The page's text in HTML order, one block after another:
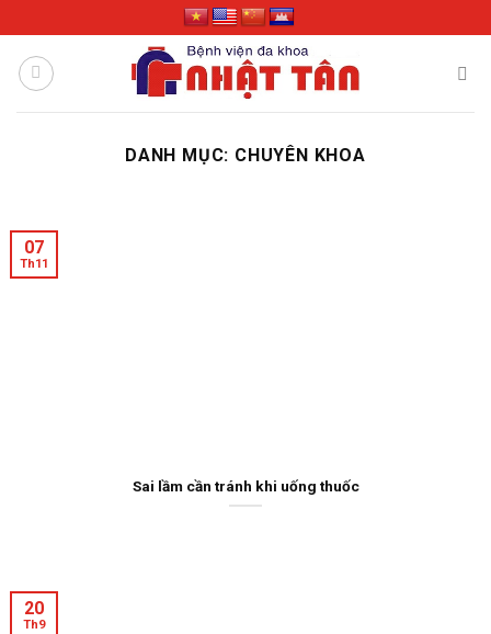
to
content
DANH MỤC: CHUYÊN KHOA
Sai lầm cần tránh khi uống thuốc
07
Th11
20
Th9